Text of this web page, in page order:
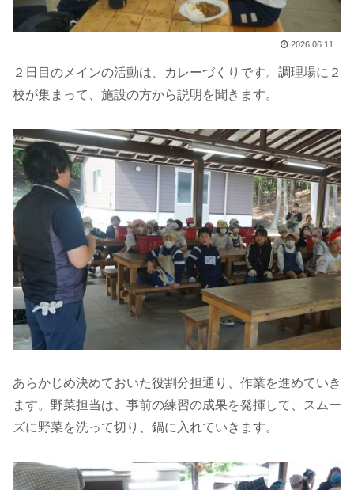
2026.06.11
２日目のメインの活動は、カレーづくりです。調理場に２
校が集まって、施設の方から説明を聞きます。
あらかじめ決めておいた役割分担通り、作業を進めていき
ます。野菜担当は、事前の練習の成果を発揮して、スムー
ズに野菜を洗って切り、鍋に入れていきます。